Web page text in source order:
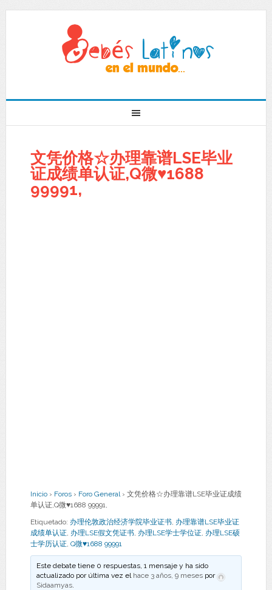
文凭价格☆办理靠谱LSE毕业
证成绩单认证,Q微♥1688
99991,
Inicio › Foros › Foro General › 文凭价格☆办理靠谱LSE毕业证成绩
单认证,Q微♥1688 99991,
Etiquetado: 办理伦敦政治经济学院毕业证书, 办理靠谱LSE毕业证
成绩单认证, 办理LSE假文凭证书, 办理LSE学士学位证, 办理LSE硕
士学历认证, Q微♥1688 99991
Este debate tiene 0 respuestas, 1 mensaje y ha sido
actualizado por última vez el hace 3 años, 9 meses por
Sidaamyas.